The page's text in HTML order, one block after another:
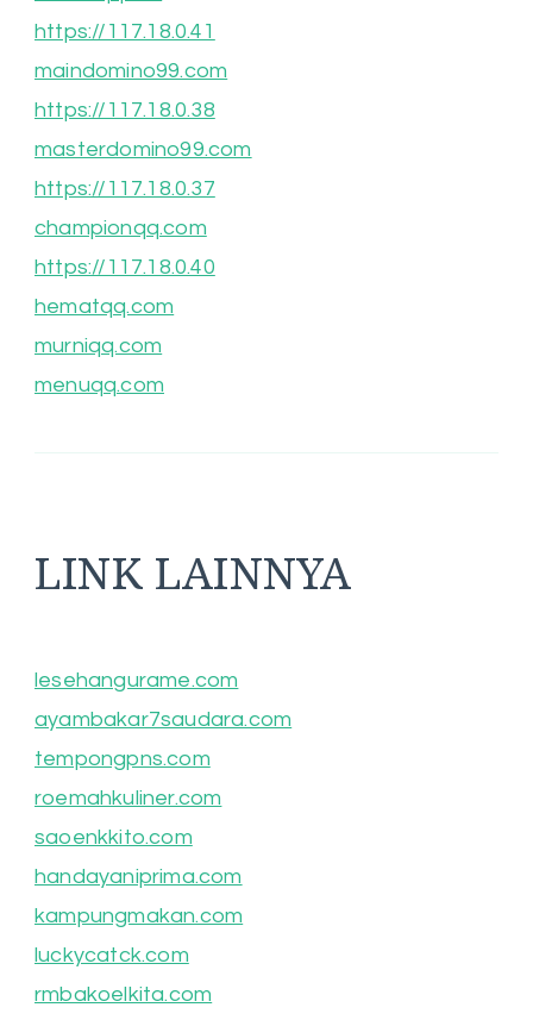
https://117.18.0.41
maindomino99.com
https://117.18.0.38
masterdomino99.com
https://117.18.0.37
championqq.com
https://117.18.0.40
hematqq.com
murniqq.com
menuqq.com
LINK LAINNYA
lesehangurame.com
ayambakar7saudara.com
tempongpns.com
roemahkuliner.com
saoenkkito.com
handayaniprima.com
kampungmakan.com
luckycatck.com
rmbakoelkita.com